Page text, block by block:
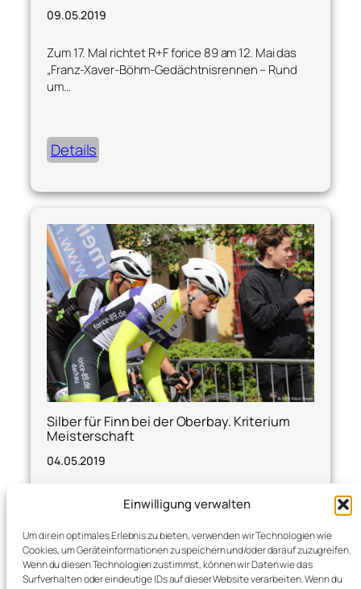
Einwilligung verwalten
Um dir ein optimales Erlebnis zu bieten, verwenden wir Technologien wie
Cookies, um Geräteinformationen zu speichern und/oder darauf zuzugreifen.
Wenn du diesen Technologien zustimmst, können wir Daten wie das
Surfverhalten oder eindeutige IDs auf dieser Website verarbeiten. Wenn du
09.05.2019
Zum 17. Mal richtet R+F forice 89 am 12. Mai das
„Franz-Xaver-Böhm-Gedächtnisrennen – Rund
um…
Details
Silber für Finn bei der Oberbay. Kriterium
Meisterschaft
04.05.2019
Neuöttinger Rundstrecken Rennen In Neuötting
versammelte sich ein wesentlich größeres
Starterfeld als noch am Vortag…